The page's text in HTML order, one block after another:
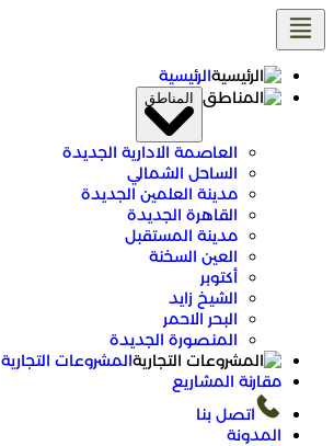
تخطى
إلى
الرئيسية
المناطق
العاصمة الادارية الجديدة
الساحل الشمالي
مدينة العلمين الجديدة
القاهرة الجديدة
مدينة المستقبل
العين السخنة
أكتوبر
الشيخ زايد
البحر الاحمر
المنصورة الجديدة
المشروعات التجارية
مقارنة المشاريع
اتصل بنا
المدونة